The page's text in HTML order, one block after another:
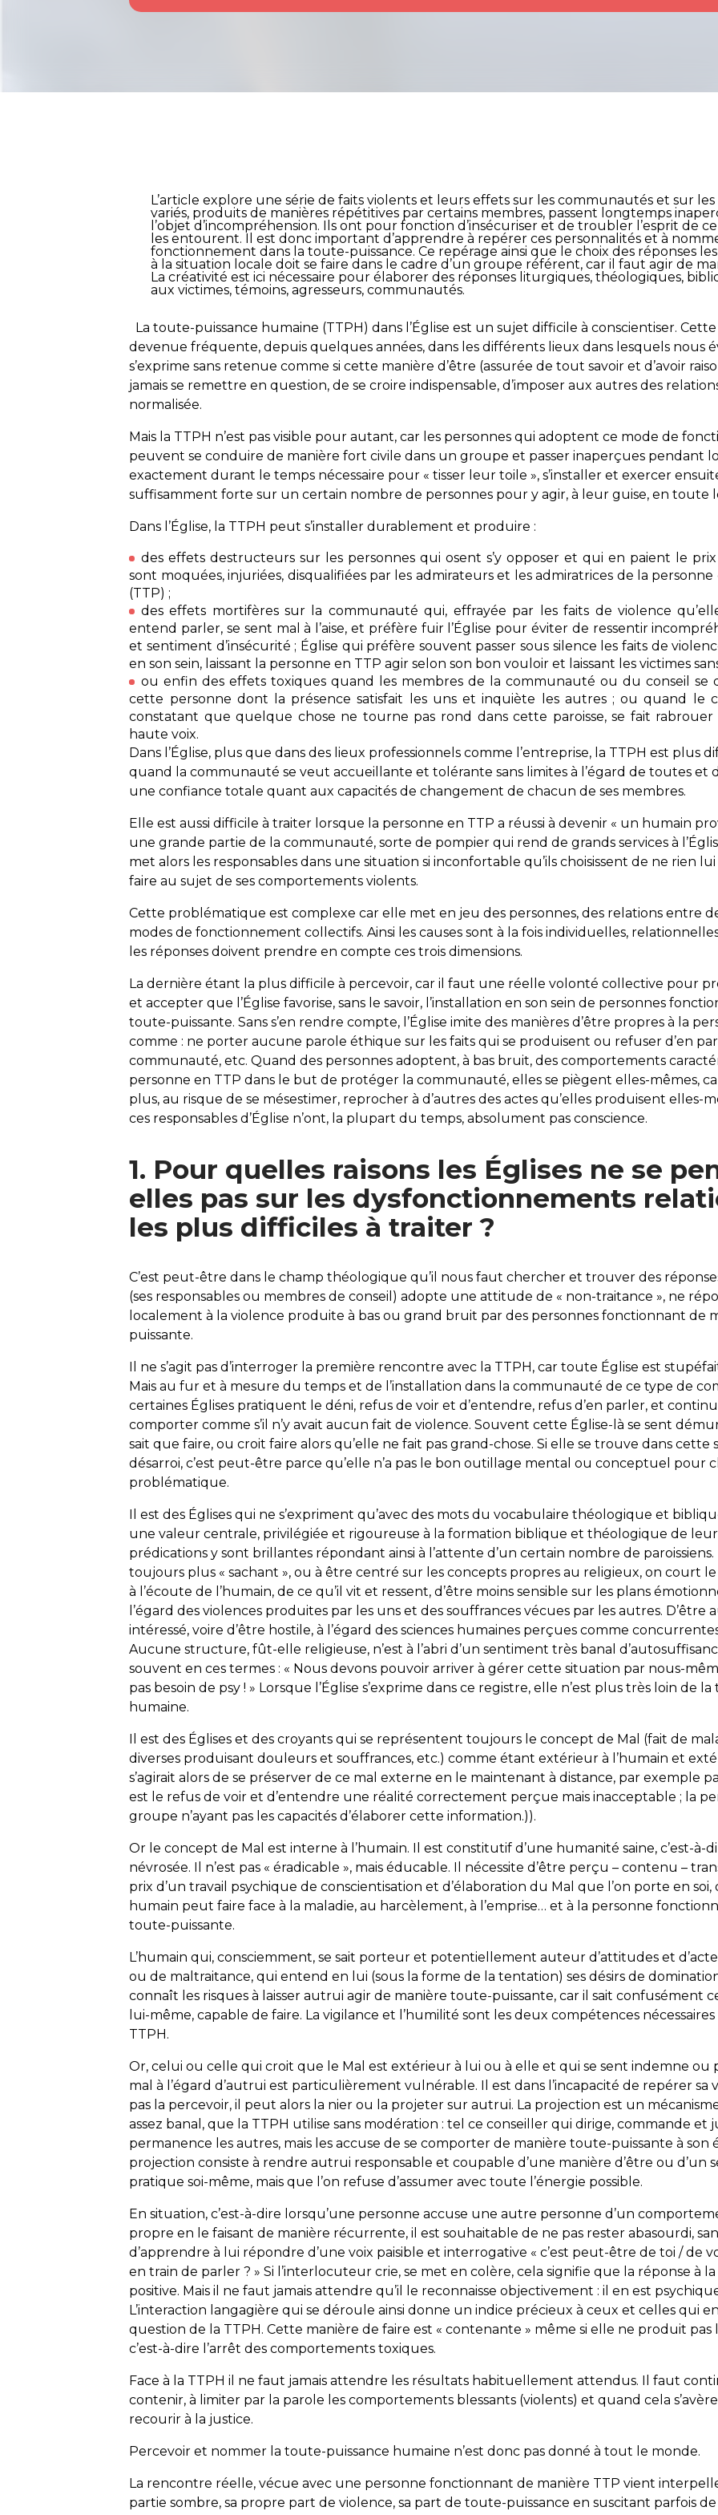
L’article explore une série de faits violents et leurs effets sur les communautés et sur les
variés, produits de manières répétitives par certains membres, passent longtemps
l’objet d’incompréhension. Ils ont pour fonction d’insécuriser et de troubler l’esprit de
les entourent. Il est donc important d’apprendre à repérer ces personnalités et à
fonctionnement dans la toute-puissance. Ce repérage ainsi que le choix des réponses
à la situation locale doit se faire dans le cadre d’un groupe référent, car il faut agir de
La créativité est ici nécessaire pour élaborer des réponses liturgiques, théologiques,
aux victimes, témoins, agresseurs, communautés.
La toute-puissance humaine (TTPH) dans l’Église est un sujet difficile à conscientiser.
devenue fréquente, depuis quelques années, dans les différents lieux dans lesquels nous
s’exprime sans retenue comme si cette manière d’être (assurée de tout savoir et d’avoir
jamais se remettre en question, de se croire indispensable, d’imposer aux autres des
normalisée.
Mais la TTPH n’est pas visible pour autant, car les personnes qui adoptent ce mode de
peuvent se conduire de manière fort civile dans un groupe et passer inaperçues pendant
exactement durant le temps nécessaire pour « tisser leur toile », s’installer et exercer
suffisamment forte sur un certain nombre de personnes pour y agir, à leur guise, en toute
Dans l’Église, la TTPH peut s’installer durablement et produire :
des effets destructeurs sur les personnes qui osent s’y opposer et qui en paient le
sont moquées, injuriées, disqualifiées par les admirateurs et les admiratrices de la
(TTP) ;
des effets mortifères sur la communauté qui, effrayée par les faits de violence
entend parler, se sent mal à l’aise, et préfère fuir l’Église pour éviter de ressentir
et sentiment d’insécurité ; Église qui préfère souvent passer sous silence les faits de
en son sein, laissant la personne en TTP agir selon son bon vouloir et laissant les victimes
ou enfin des effets toxiques quand les membres de la communauté ou du conseil se
cette personne dont la présence satisfait les uns et inquiète les autres ; ou quand le
constatant que quelque chose ne tourne pas rond dans cette paroisse, se fait rabrouer
haute voix.
Dans l’Église, plus que dans des lieux professionnels comme l’entreprise, la TTPH est plus
quand la communauté se veut accueillante et tolérante sans limites à l’égard de toutes et
une confiance totale quant aux capacités de changement de chacun de ses membres.
Elle est aussi difficile à traiter lorsque la personne en TTP a réussi à devenir « un humain
une grande partie de la communauté, sorte de pompier qui rend de grands services à
met alors les responsables dans une situation si inconfortable qu’ils choisissent de ne rien
faire au sujet de ses comportements violents.
Cette problématique est complexe car elle met en jeu des personnes, des relations entre
modes de fonctionnement collectifs. Ainsi les causes sont à la fois individuelles,
les réponses doivent prendre en compte ces trois dimensions.
La dernière étant la plus difficile à percevoir, car il faut une réelle volonté collective pour
et accepter que l’Église favorise, sans le savoir, l’installation en son sein de personnes
toute-puissante. Sans s’en rendre compte, l’Église imite des manières d’être propres à la
comme : ne porter aucune parole éthique sur les faits qui se produisent ou refuser d’en
communauté, etc. Quand des personnes adoptent, à bas bruit, des comportements
personne en TTP dans le but de protéger la communauté, elles se piègent elles-mêmes,
plus, au risque de se mésestimer, reprocher à d’autres des actes qu’elles produisent elles-
ces responsables d’Église n’ont, la plupart du temps, absolument pas conscience.
1. Pour quelles raisons les Églises ne se
elles pas sur les dysfonctionnements
les plus difficiles à traiter ?
C’est peut-être dans le champ théologique qu’il nous faut chercher et trouver des
(ses responsables ou membres de conseil) adopte une attitude de « non-traitance », ne
localement à la violence produite à bas ou grand bruit par des personnes fonctionnant de
puissante.
Il ne s’agit pas d’interroger la première rencontre avec la TTPH, car toute Église est
Mais au fur et à mesure du temps et de l’installation dans la communauté de ce type de
certaines Églises pratiquent le déni, refus de voir et d’entendre, refus d’en parler, et
comporter comme s’il n’y avait aucun fait de violence. Souvent cette Église-là se sent
sait que faire, ou croit faire alors qu’elle ne fait pas grand-chose. Si elle se trouve dans cette
désarroi, c’est peut-être parce qu’elle n’a pas le bon outillage mental ou conceptuel pour
problématique.
Il est des Églises qui ne s’expriment qu’avec des mots du vocabulaire théologique et
une valeur centrale, privilégiée et rigoureuse à la formation biblique et théologique de
prédications y sont brillantes répondant ainsi à l’attente d’un certain nombre de paroissiens.
toujours plus « sachant », ou à être centré sur les concepts propres au religieux, on court le
à l’écoute de l’humain, de ce qu’il vit et ressent, d’être moins sensible sur les plans
l’égard des violences produites par les uns et des souffrances vécues par les autres. D’être
intéressé, voire d’être hostile, à l’égard des sciences humaines perçues comme
Aucune structure, fût-elle religieuse, n’est à l’abri d’un sentiment très banal
souvent en ces termes : « Nous devons pouvoir arriver à gérer cette situation par nous-
pas besoin de psy ! » Lorsque l’Église s’exprime dans ce registre, elle n’est plus très loin de
humaine.
Il est des Églises et des croyants qui se représentent toujours le concept de Mal (fait de
diverses produisant douleurs et souffrances, etc.) comme étant extérieur à l’humain et
s’agirait alors de se préserver de ce mal externe en le maintenant à distance, par exemple
est le refus de voir et d’entendre une réalité correctement perçue mais inacceptable ; la
groupe n’ayant pas les capacités d’élaborer cette information.)).
Or le concept de Mal est interne à l’humain. Il est constitutif d’une humanité saine, c’est-à-
névrosée. Il n’est pas « éradicable », mais éducable. Il nécessite d’être perçu – contenu –
prix d’un travail psychique de conscientisation et d’élaboration du Mal que l’on porte en
humain peut faire face à la maladie, au harcèlement, à l’emprise… et à la personne
toute-puissante.
L’humain qui, consciemment, se sait porteur et potentiellement auteur d’attitudes et
ou de maltraitance, qui entend en lui (sous la forme de la tentation) ses désirs de
connaît les risques à laisser autrui agir de manière toute-puissante, car il sait confusément
lui-même, capable de faire. La vigilance et l’humilité sont les deux compétences
TTPH.
Or, celui ou celle qui croit que le Mal est extérieur à lui ou à elle et qui se sent indemne
mal à l’égard d’autrui est particulièrement vulnérable. Il est dans l’incapacité de repérer sa
pas la percevoir, il peut alors la nier ou la projeter sur autrui. La projection est un
assez banal, que la TTPH utilise sans modération : tel ce conseiller qui dirige, commande et
permanence les autres, mais les accuse de se comporter de manière toute-puissante à son
projection consiste à rendre autrui responsable et coupable d’une manière d’être ou d’un
pratique soi-même, mais que l’on refuse d’assumer avec toute l’énergie possible.
En situation, c’est-à-dire lorsqu’une personne accuse une autre personne d’un
propre en le faisant de manière récurrente, il est souhaitable de ne pas rester abasourdi,
d’apprendre à lui répondre d’une voix paisible et interrogative « c’est peut-être de toi / de
en train de parler ? » Si l’interlocuteur crie, se met en colère, cela signifie que la réponse à
positive. Mais il ne faut jamais attendre qu’il le reconnaisse objectivement : il en est
L’interaction langagière qui se déroule ainsi donne un indice précieux à ceux et celles qui
question de la TTPH. Cette manière de faire est « contenante » même si elle ne produit
c’est-à-dire l’arrêt des comportements toxiques.
Face à la TTPH il ne faut jamais attendre les résultats habituellement attendus. Il faut
contenir, à limiter par la parole les comportements blessants (violents) et quand cela
recourir à la justice.
Percevoir et nommer la toute-puissance humaine n’est donc pas donné à tout le monde.
La rencontre réelle, vécue avec une personne fonctionnant de manière TTP vient
partie sombre, sa propre part de violence, sa part de toute-puissance en suscitant parfois